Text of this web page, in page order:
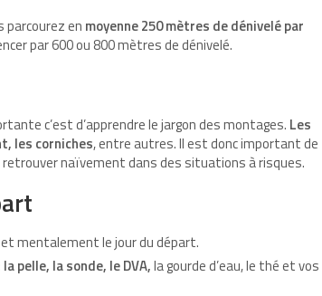
parcourez en moyenne 250mètres de dénivelé par
par 600 ou 800 mètres de dénivelé.
c’est d’apprendre le jargon des montages. Les
les corniches, entre autres. Il est donc important de
naïvement dans des situations à risques.
mentalement le jour du départ.
la pelle, la sonde, le DVA,la gourde d’eau, le thé et vos